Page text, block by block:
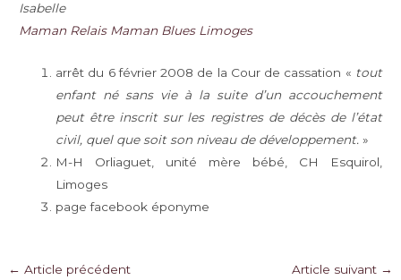
Isabelle
Maman Relais Maman Blues Limoges
arrêt du 6 février 2008 de la Cour de cassation « tout
enfant né sans
vie à la suite d’un accouchement
peut être inscrit sur les registres de décès de l’état
civil, quel que soit son niveau de développement.»
M-H Orliaguet, unité mère bébé, CH Esquirol,
Limoges
page facebook éponyme
Navigation
← Article précédent Article suivant →